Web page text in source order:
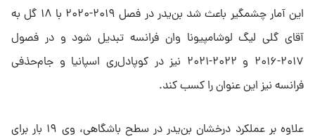
این آمار چشمگیر باعث شد بن‌یدر در فصل ۲۰۱۹-۲۰۲۰ با ۱۸ گل به
آقای گلی لیگ لوشامپیونا وان فرانسه تبدیل شود و در فصول
۲۰۱۷-۲۰۱۶ و ۲۰۲۲-۲۰۲۱ نیز در کوپادل‌ری اسپانیا و جام‌حذفی
فرانسه نیز این عنوان را کسب کند.
علاوه بر عملکرد درخشان بن‌یدر در سطح باشگاهی، وی ۱۹ بار برای